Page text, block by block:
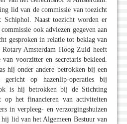
lid van de commissie van toezicht
Schiphol. Naast toezicht worden er
ook adviezen gegeven aan
gesproken in relatie tot beklag van
Amsterdam Hoog Zuid heeft
voorzitter en secretaris bekleed.
hij onder andere betrokken bij een
op hazenlip-operaties bij
is hij betrokken bij de Stichting
het financieren van activiteiten
in verpleeg- en verzorgingshuizen
lid van het Algemeen Bestuur van